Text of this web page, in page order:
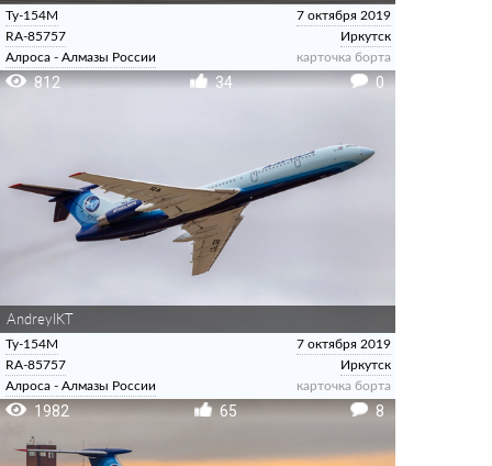
Ту-154М
RA-85757
Алроса - Алмазы России
7 октября 2019
Иркутск
карточка борта
812 34 0
AndreyIKT
Ту-154М
RA-85757
Алроса - Алмазы России
7 октября 2019
Иркутск
карточка борта
1982 65 8